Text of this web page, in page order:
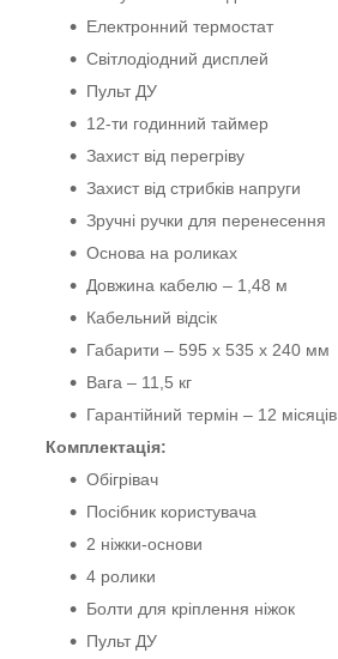
Електронний термостат
Світлодіодний дисплей
Пульт ДУ
12-ти годинний таймер
Захист від перегріву
Захист від стрибків напруги
Зручні ручки для перенесення
Основа на роликах
Довжина кабелю – 1,48 м
Кабельний відсік
Габарити – 595 x 535 x 240 мм
Вага – 11,5 кг
Гарантійний термін – 12 місяців
Комплектація:
Обігрівач
Посібник користувача
2 ніжки-основи
4 ролики
Болти для кріплення ніжок
Пульт ДУ